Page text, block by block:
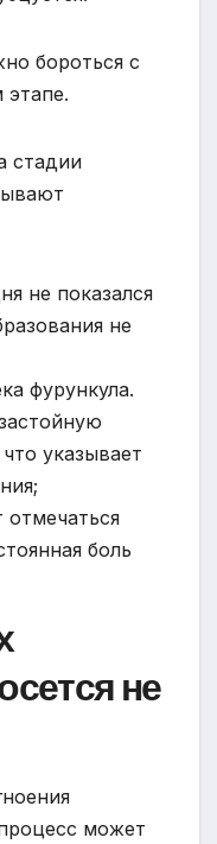
бороться с
этапе.
стадии
не показался
не
фурункула.
указывает
боль
не
может